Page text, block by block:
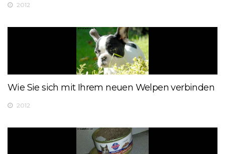
2012
Wie Sie sich mit Ihrem neuen Welpen verbinden
2012